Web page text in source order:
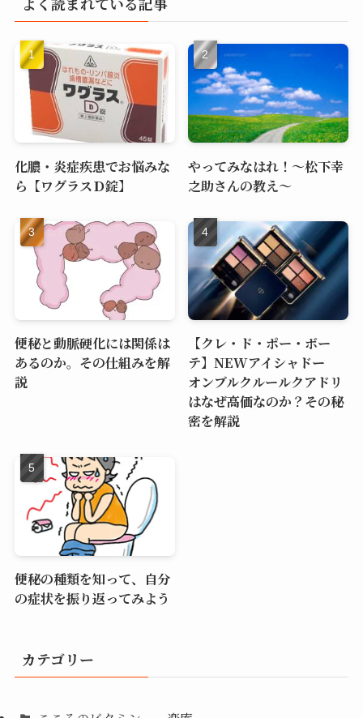
化膿・炎症疾患でお悩みな
ら【ワグラスＤ錠】
やってみなはれ！～松下幸
之助さんの教え～
便秘と動脈硬化には関係は
あるのか。その仕組みを解
説
【クレ・ド・ポー・ボー
テ】NEWアイシャドー
オンブルクルールクアドリ
はなぜ高価なのか？その秘
密を解説
便秘の種類を知って、自分
の症状を振り返ってみよう
カテゴリー